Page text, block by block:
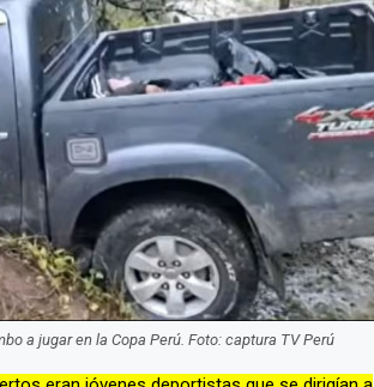
a jugar en la Copa Perú. Foto: captura TV Perú